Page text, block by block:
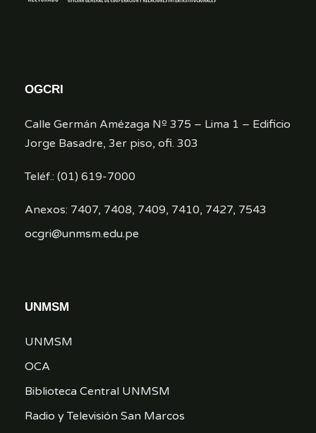
OGCRI
Calle Germán Amézaga Nº 375 – Lima 1 – Edificio
Jorge Basadre, 3er piso, ofi. 303
Teléf.: (01) 619-7000
Anexos: 7407, 7408, 7409, 7410, 7427, 7543
ocgri@unmsm.edu.pe
UNMSM
UNMSM
OCA
Biblioteca Central UNMSM
Radio y Televisión San Marcos